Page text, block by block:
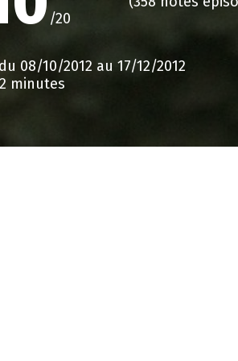
/20
08/10/2012 au 17/12/2012
minutes